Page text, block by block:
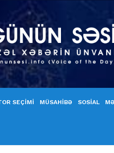
SEÇİMİ MÜSAHİBƏ SOSİAL